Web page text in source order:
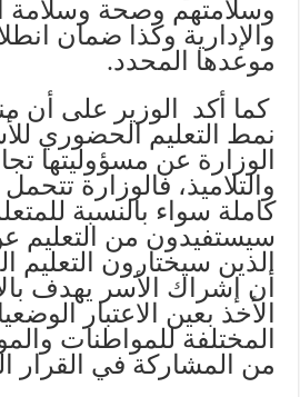
وسلامتهم وصحة وسلامة
والإدارية وكذا ضمان
موعدها المحدد.
كما أكد الوزير على أن
نمط التعليم الحضوري
الوزارة عن مسؤوليتها
والتلاميذ، فالوزارة
كاملة سواء بالنسبة
سيستفيدون من التعليم
الذين سيختارون
أن إشراك الأسر يهدف
الأخذ بعين الاعتبار
المختلفة للمواطنات
من المشاركة في القرار